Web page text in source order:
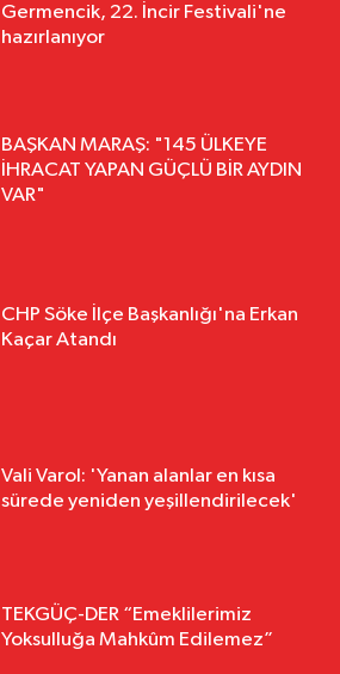
Germencik, 22. İncir Festivali'ne
hazırlanıyor
BAŞKAN MARAŞ: "145 ÜLKEYE
İHRACAT YAPAN GÜÇLÜ BİR AYDIN
VAR"
CHP Söke İlçe Başkanlığı'na Erkan
Kaçar Atandı
Vali Varol: 'Yanan alanlar en kısa
sürede yeniden yeşillendirilecek'
TEKGÜÇ-DER “Emeklilerimiz
Yoksulluğa Mahkûm Edilemez”